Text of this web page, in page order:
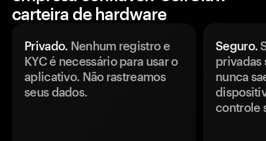
carteira de hardware
Privado. Nenhum registro e
KYC é necessário para usar o
aplicativo. Não rastreamos
seus dados.
Seguro.
privadas
nunca
controle